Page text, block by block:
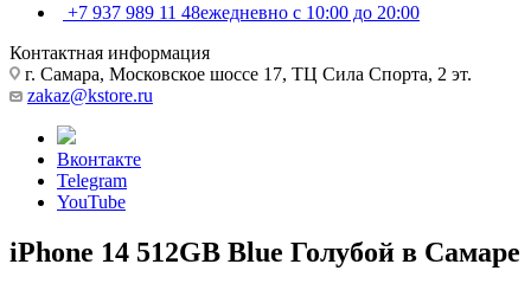
+7 937 989 11 48ежедневно с 10:00 до 20:00
Контактная информация
г. Самара, Московское шоссе 17, ТЦ Сила Спорта, 2 эт.
zakaz@kstore.ru
Вконтакте
Telegram
YouTube
iPhone 14 512GB Blue Голубой в Самаре